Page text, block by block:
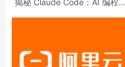
揭秘 Claude Code：AI 编程入
iFlow CLI